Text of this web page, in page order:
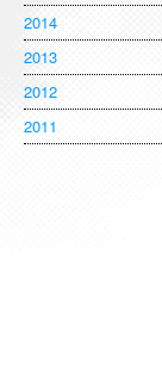
2014
2013
2012
2011